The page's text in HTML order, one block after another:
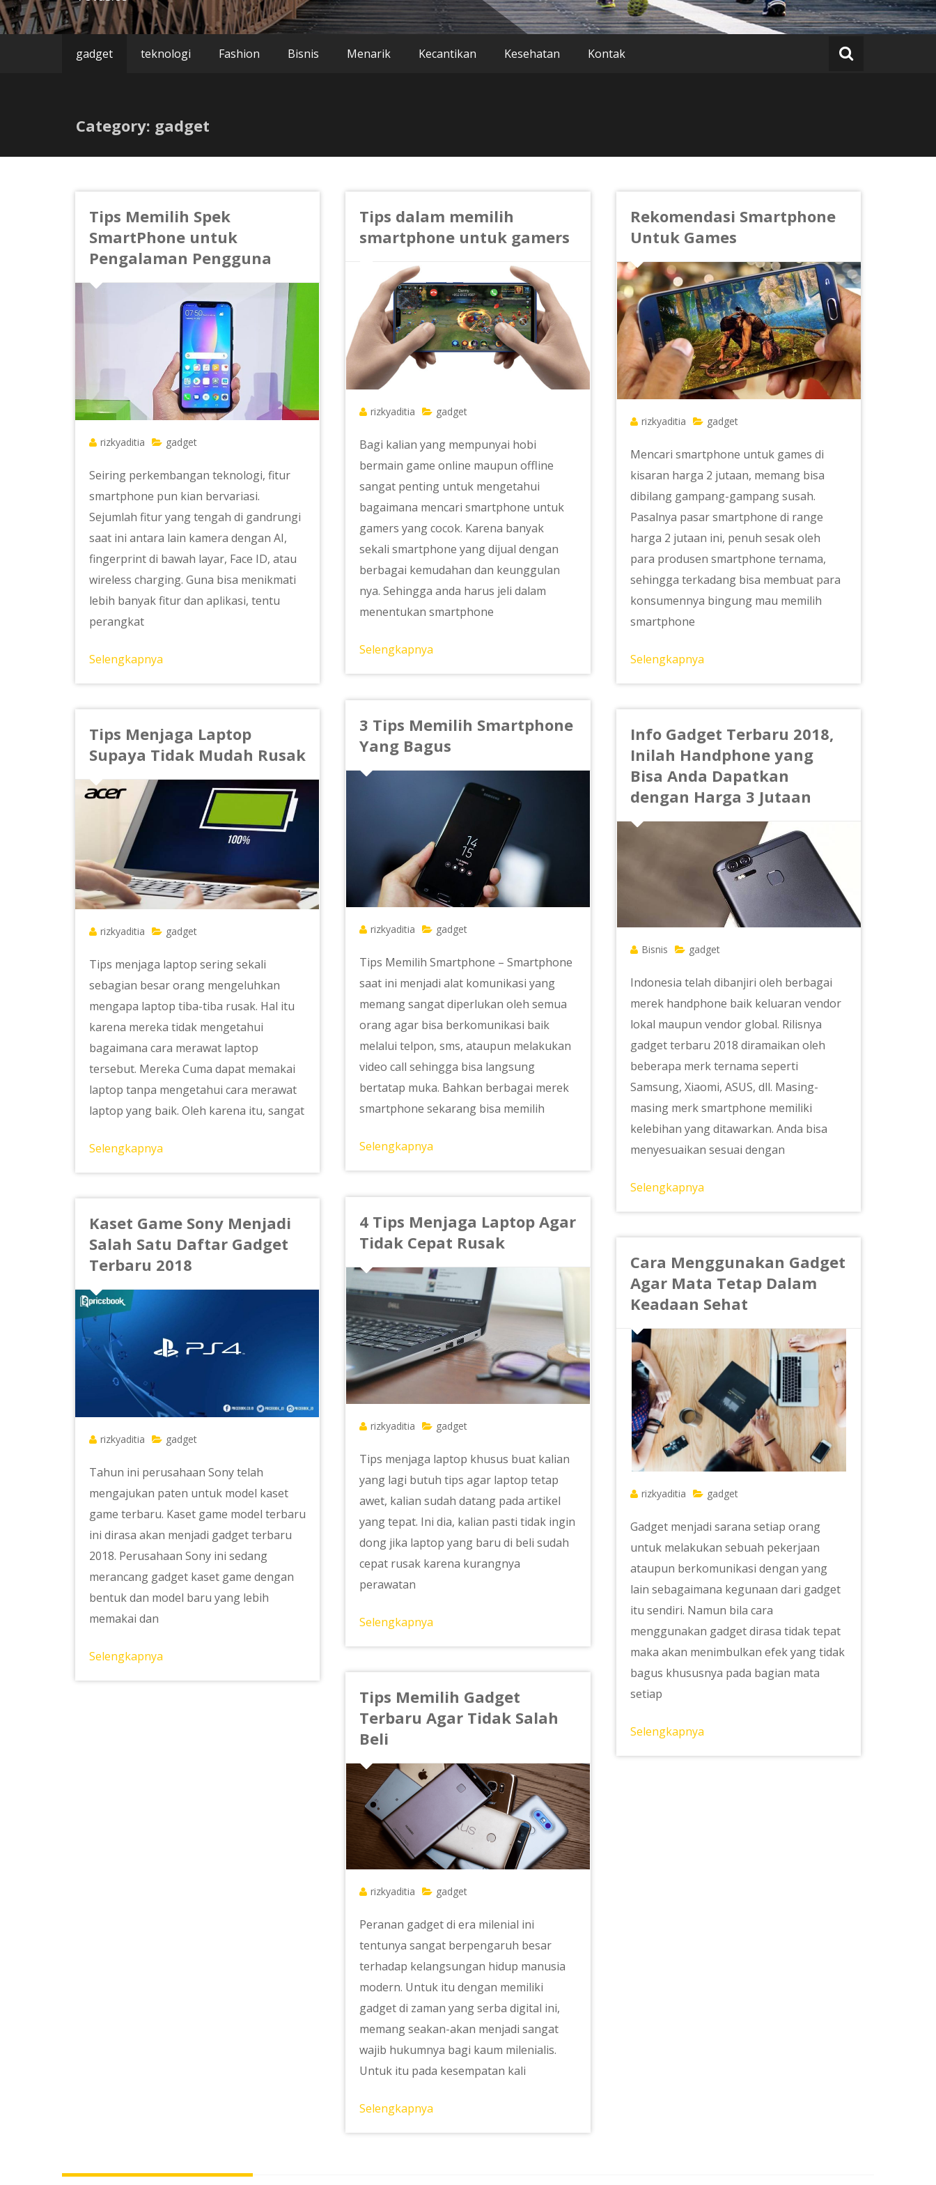
gadget teknologi Fashion Bisnis Menarik Kecantikan Kesehatan Kontak
Category: gadget
Tips Memilih Spek
SmartPhone untuk
Pengalaman Pengguna
rizkyaditia gadget
Seiring perkembangan teknologi, fitur
smartphone pun kian bervariasi.
Sejumlah fitur yang tengah di gandrungi
saat ini antara lain kamera dengan AI,
fingerprint di bawah layar, Face ID, atau
wireless charging. Guna bisa menikmati
lebih banyak fitur dan aplikasi, tentu
perangkat
Selengkapnya
Tips dalam memilih
smartphone untuk gamers
rizkyaditia gadget
Bagi kalian yang mempunyai hobi
bermain game online maupun offline
sangat penting untuk mengetahui
bagaimana mencari smartphone untuk
gamers yang cocok. Karena banyak
sekali smartphone yang dijual dengan
berbagai kemudahan dan keunggulan
nya. Sehingga anda harus jeli dalam
menentukan smartphone
Selengkapnya
Rekomendasi Smartphone
Untuk Games
rizkyaditia gadget
Mencari smartphone untuk games di
kisaran harga 2 jutaan, memang bisa
dibilang gampang-gampang susah.
Pasalnya pasar smartphone di range
harga 2 jutaan ini, penuh sesak oleh
para produsen smartphone ternama,
sehingga terkadang bisa membuat para
konsumennya bingung mau memilih
smartphone
Selengkapnya
3 Tips Memilih Smartphone
Yang Bagus
rizkyaditia gadget
Tips Memilih Smartphone – Smartphone
saat ini menjadi alat komunikasi yang
memang sangat diperlukan oleh semua
orang agar bisa berkomunikasi baik
melalui telpon, sms, ataupun melakukan
video call sehingga bisa langsung
bertatap muka. Bahkan berbagai merek
smartphone sekarang bisa memilih
Selengkapnya
Tips Menjaga Laptop
Supaya Tidak Mudah Rusak
rizkyaditia gadget
Tips menjaga laptop sering sekali
sebagian besar orang mengeluhkan
mengapa laptop tiba-tiba rusak. Hal itu
karena mereka tidak mengetahui
bagaimana cara merawat laptop
tersebut. Mereka Cuma dapat memakai
laptop tanpa mengetahui cara merawat
laptop yang baik. Oleh karena itu, sangat
Selengkapnya
Info Gadget Terbaru 2018,
Inilah Handphone yang
Bisa Anda Dapatkan
dengan Harga 3 Jutaan
Bisnis gadget
Indonesia telah dibanjiri oleh berbagai
merek handphone baik keluaran vendor
lokal maupun vendor global. Rilisnya
gadget terbaru 2018 diramaikan oleh
beberapa merk ternama seperti
Samsung, Xiaomi, ASUS, dll. Masing-
masing merk smartphone memiliki
kelebihan yang ditawarkan. Anda bisa
menyesuaikan sesuai dengan
Selengkapnya
4 Tips Menjaga Laptop Agar
Tidak Cepat Rusak
rizkyaditia gadget
Tips menjaga laptop khusus buat kalian
yang lagi butuh tips agar laptop tetap
awet, kalian sudah datang pada artikel
yang tepat. Ini dia, kalian pasti tidak ingin
dong jika laptop yang baru di beli sudah
cepat rusak karena kurangnya
perawatan
Selengkapnya
Kaset Game Sony Menjadi
Salah Satu Daftar Gadget
Terbaru 2018
rizkyaditia gadget
Tahun ini perusahaan Sony telah
mengajukan paten untuk model kaset
game terbaru. Kaset game model terbaru
ini dirasa akan menjadi gadget terbaru
2018. Perusahaan Sony ini sedang
merancang gadget kaset game dengan
bentuk dan model baru yang lebih
memakai dan
Selengkapnya
Cara Menggunakan Gadget
Agar Mata Tetap Dalam
Keadaan Sehat
rizkyaditia gadget
Gadget menjadi sarana setiap orang
untuk melakukan sebuah pekerjaan
ataupun berkomunikasi dengan yang
lain sebagaimana kegunaan dari gadget
itu sendiri. Namun bila cara
menggunakan gadget dirasa tidak tepat
maka akan menimbulkan efek yang tidak
bagus khususnya pada bagian mata
setiap
Selengkapnya
Tips Memilih Gadget
Terbaru Agar Tidak Salah
Beli
rizkyaditia gadget
Peranan gadget di era milenial ini
tentunya sangat berpengaruh besar
terhadap kelangsungan hidup manusia
modern. Untuk itu dengan memiliki
gadget di zaman yang serba digital ini,
memang seakan-akan menjadi sangat
wajib hukumnya bagi kaum milenialis.
Untuk itu pada kesempatan kali
Selengkapnya